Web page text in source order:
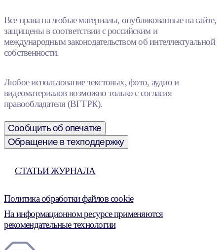
Все права на любые материалы, опубликованные на сайте,
защищены в соответствии с российским и
международным законодательством об интеллектуальной
собственности.
Любое использование текстовых, фото, аудио и
видеоматериалов возможно только с согласия
правообладателя (ВГТРК).
Сообщить об опечатке
Обращение в техподдержку
СТАТЬИ ЖУРНАЛА
Политика обработки файлов cookie
На информационном ресурсе применяются
рекомендательные технологии